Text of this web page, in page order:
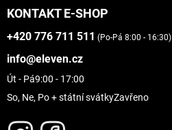
KONTAKT E-SHOP
+420 776 711 511 (Po-Pá 8:00 - 16:30)
info@eleven.cz
Út - Pá9:00 - 17:00
So, Ne, Po + státní svátkyZavřeno